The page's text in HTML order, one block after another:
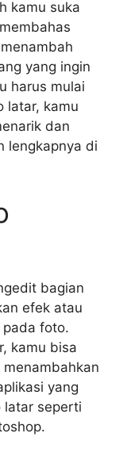
kamu suka
yang ingin
harus mulai
latar, kamu
dan
lengkapnya di
bagian
efek atau
foto.
kamu bisa
yang
latar seperti